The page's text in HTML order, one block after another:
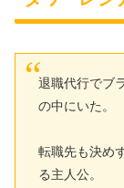
退職代行でブ
の中にいた。
転職先も決め
る主人公。